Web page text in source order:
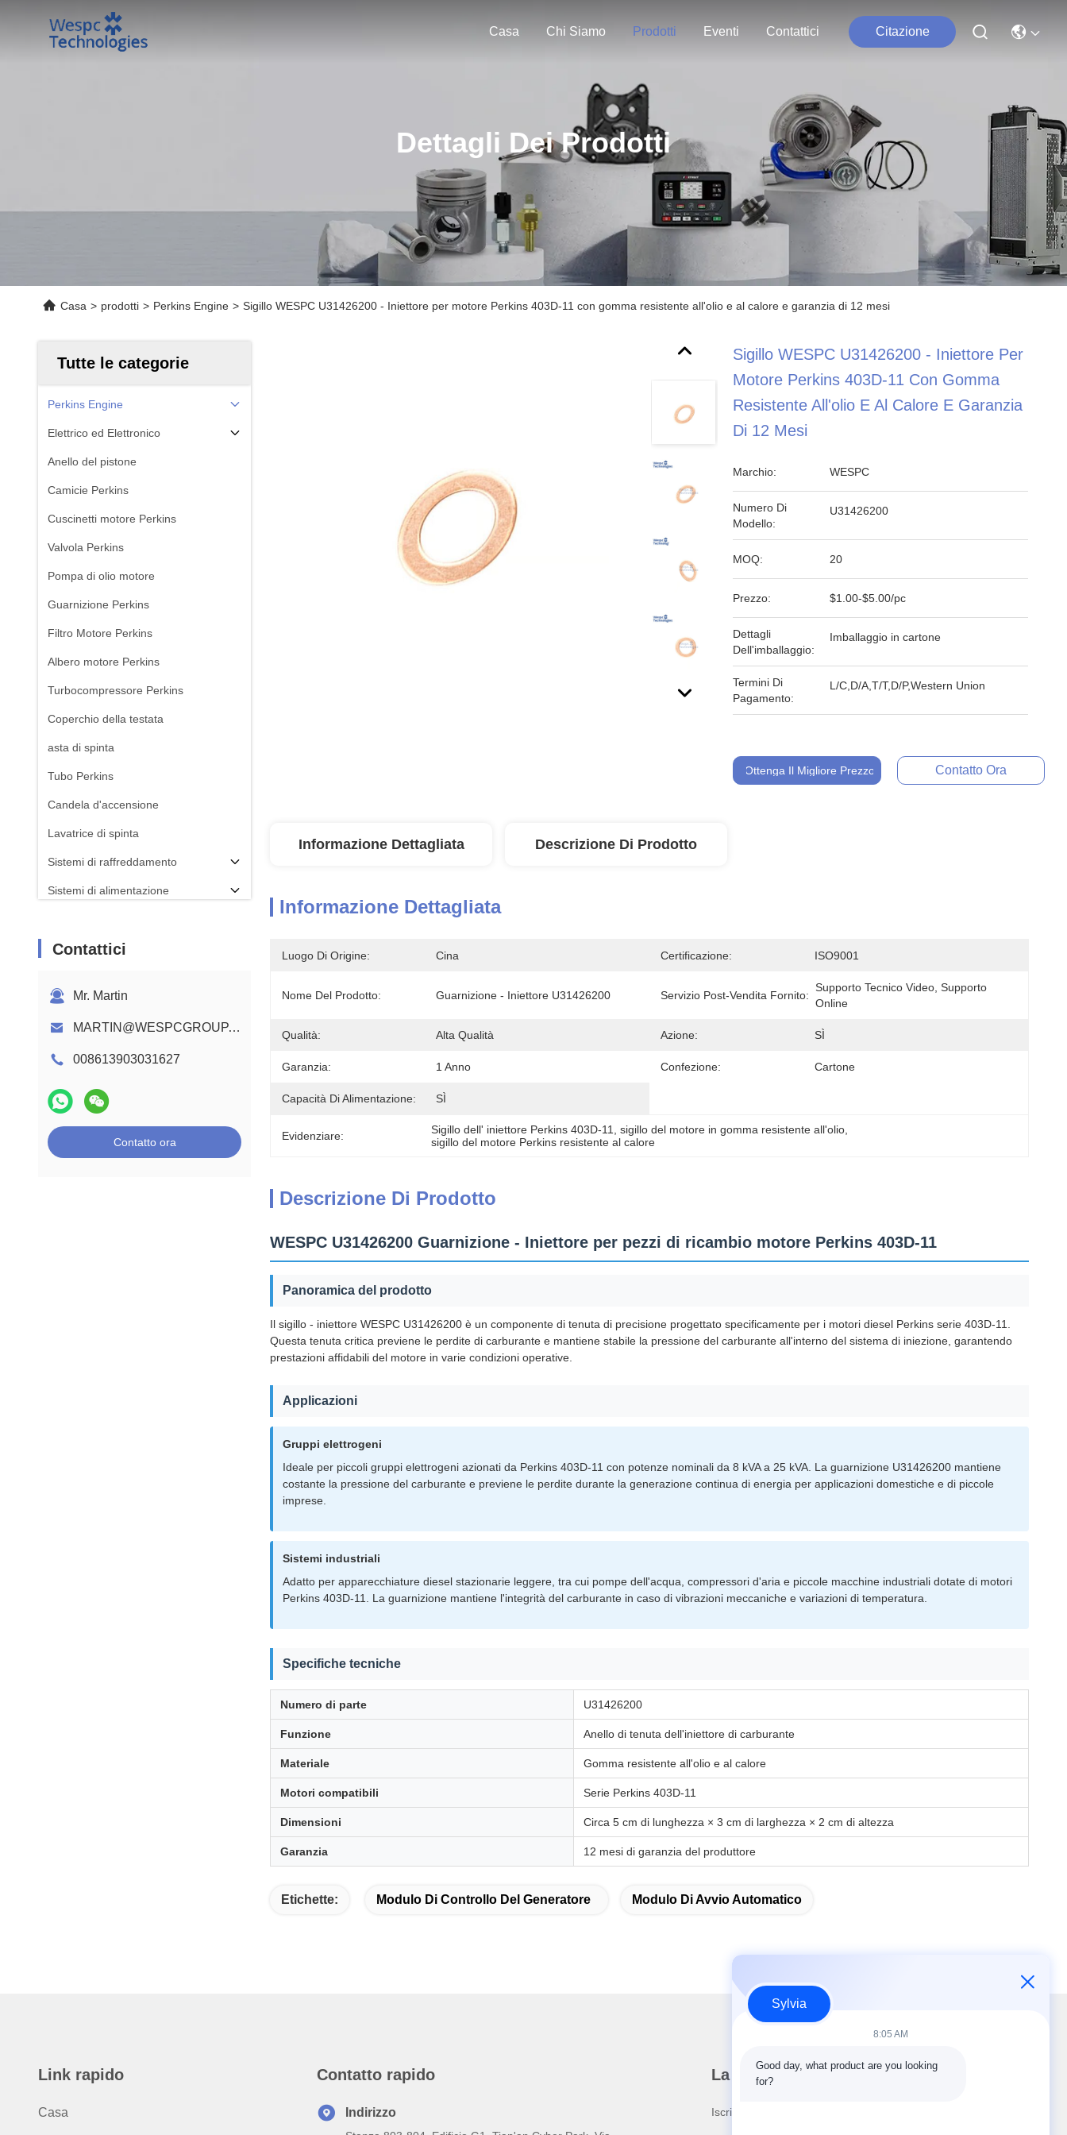
Casa Chi Siamo Prodotti Eventi Contattici Citazione
Dettagli Dei Prodotti
Casa > prodotti > Perkins Engine > Sigillo WESPC U31426200 - Iniettore per motore Perkins 403D-11 con gomma resistente all'olio e al calore e garanzia di 12 mesi
Tutte le categorie
Perkins Engine
Elettrico ed Elettronico
Anello del pistone
Camicie Perkins
Cuscinetti motore Perkins
Valvola Perkins
Pompa di olio motore
Guarnizione Perkins
Filtro Motore Perkins
Albero motore Perkins
Turbocompressore Perkins
Coperchio della testata
asta di spinta
Tubo Perkins
Candela d'accensione
Lavatrice di spinta
Sistemi di raffreddamento
Sistemi di alimentazione
Albero a camme motore Perkins
Contattici
Mr. Martin
MARTIN@WESPCGROUP.COM
008613903031627
Contatto ora
Sigillo WESPC U31426200 - Iniettore Per
Motore Perkins 403D-11 Con Gomma
Resistente All'olio E Al Calore E Garanzia
Di 12 Mesi
Marchio: WESPC
Numero Di
Modello:
U31426200
MOQ: 20
Prezzo: $1.00-$5.00/pc
Dettagli
Dell'imballaggio:
Imballaggio in cartone
Termini Di
Pagamento:
L/C,D/A,T/T,D/P,Western Union
Ottenga Il Migliore Prezzo Contatto Ora
Informazione Dettagliata Descrizione Di Prodotto
Informazione Dettagliata
Luogo Di Origine: Cina Certificazione: ISO9001
Nome Del Prodotto: Guarnizione - Iniettore U31426200 Servizio Post-Vendita Fornito:
Supporto Tecnico Video, Supporto
Online
Qualità: Alta Qualità Azione: SÌ
Garanzia: 1 Anno Confezione: Cartone
Capacità Di Alimentazione: SÌ
Evidenziare: Sigillo dell' iniettore Perkins 403D-11 , sigillo del motore in gomma resistente all'olio
sigillo del motore Perkins resistente al calore
Descrizione Di Prodotto
WESPC U31426200 Guarnizione - Iniettore per pezzi di ricambio motore Perkins 403D-11
Panoramica del prodotto
Il sigillo - iniettore WESPC U31426200 è un componente di tenuta di precisione progettato specificamente per i motori diesel Perkins serie 403D-11.
Questa tenuta critica previene le perdite di carburante e mantiene stabile la pressione del carburante all'interno del sistema di iniezione, garantendo
prestazioni affidabili del motore in varie condizioni operative.
Applicazioni
Gruppi elettrogeni
Ideale per piccoli gruppi elettrogeni azionati da Perkins 403D-11 con potenze nominali da 8 kVA a 25 kVA. La guarnizione U31426200 mantiene
costante la pressione del carburante e previene le perdite durante la generazione continua di energia per applicazioni domestiche e di piccole
imprese.
Sistemi industriali
Adatto per apparecchiature diesel stazionarie leggere, tra cui pompe dell'acqua, compressori d'aria e piccole macchine industriali dotate di motori
Perkins 403D-11. La guarnizione mantiene l'integrità del carburante in caso di vibrazioni meccaniche e variazioni di temperatura.
Specifiche tecniche
Numero di parte U31426200
Funzione Anello di tenuta dell'iniettore di carburante
Materiale Gomma resistente all'olio e al calore
Motori compatibili Serie Perkins 403D-11
Dimensioni Circa 5 cm di lunghezza × 3 cm di larghezza × 2 cm di altezza
Garanzia 12 mesi di garanzia del produttore
Etichette: Modulo Di Controllo Del Generatore Modulo Di Avvio Automatico
Link rapido
Casa
Contatto rapido
Indirizzo
La nostra newsletter
Iscriviti alla nostra newsletter per sconti e altro ancora.
Sylvia
8:05 AM
Good day, what product are you looking
for?